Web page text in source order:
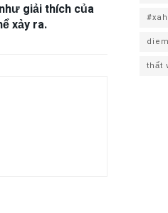
giải thích của
xảy ra.
thất